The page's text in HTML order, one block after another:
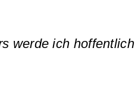
werde ich